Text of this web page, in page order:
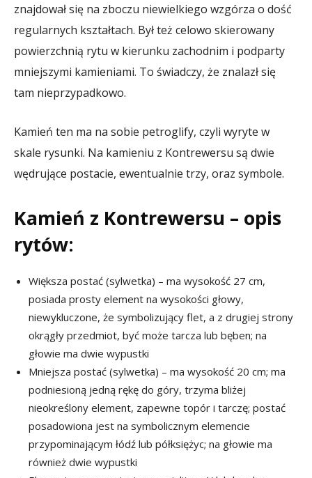
znajdował się na zboczu niewielkiego wzgórza o dość
regularnych kształtach. Był też celowo skierowany
powierzchnią rytu w kierunku zachodnim i podparty
mniejszymi kamieniami. To świadczy, że znalazł się
tam nieprzypadkowo.
Kamień ten ma na sobie petroglify, czyli wyryte w
skale rysunki. Na kamieniu z Kontrewersu są dwie
wędrujące postacie, ewentualnie trzy, oraz symbole.
Kamień z Kontrewersu – opis
rytów:
Większa postać (sylwetka) – ma wysokość 27 cm,
posiada prosty element na wysokości głowy,
niewykluczone, że symbolizujący flet, a z drugiej strony
okrągły przedmiot, być może tarcza lub bęben; na
głowie ma dwie wypustki
Mniejsza postać (sylwetka) – ma wysokość 20 cm; ma
podniesioną jedną rękę do góry, trzyma bliżej
nieokreślony element, zapewne topór i tarczę; postać
posadowiona jest na symbolicznym elemencie
przypominającym łódź lub półksiężyc; na głowie ma
również dwie wypustki